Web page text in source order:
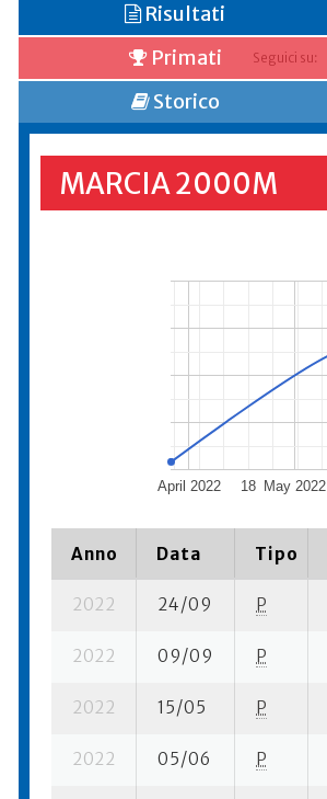
Seguici su:
Risultati
Primati
Storico
MARCIA 2000M
April 2022 May 2022
18
Anno Data Tipo
2022 24/09 P
2022 09/09 P
2022 15/05 P
2022 05/06 P